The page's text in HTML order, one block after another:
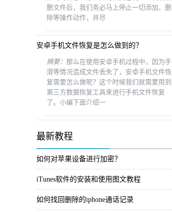
删文件后，我们务必马上停止一切添加、删
除等操作动作，并尽
安卓手机文件恢复是怎么做到的？
摘要： 那么在使用安卓手机过程中，因为手
滑等情况造成文件丢失了，安卓手机文件恢
复需要怎么做呢？这个时候我们就需要用到
第三方数据恢复工具来进行手机文件恢复
了。小编下面介绍一
最新教程
如何对苹果设备进行加密？
iTunes软件的安装和使用图文教程
如何找回删除的iphone通话记录